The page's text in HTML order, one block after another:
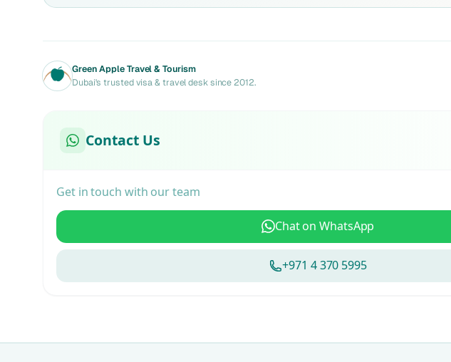
Green Apple Travel & Tourism
Dubai's trusted visa & travel desk since 2012.
Contact Us
Get in touch with our team
Chat on WhatsApp
+971 4 370 5995